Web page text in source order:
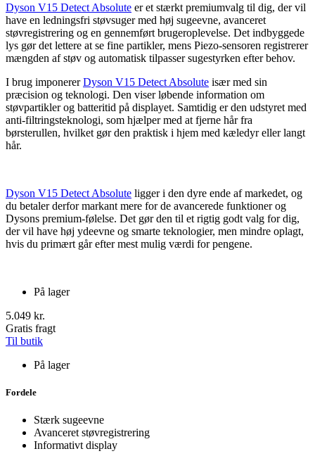
Dyson V15 Detect Absolute er et stærkt premiumvalg til dig, der vil
have en ledningsfri støvsuger med høj sugeevne, avanceret
støvregistrering og en gennemført brugeroplevelse. Det indbyggede
lys gør det lettere at se fine partikler, mens Piezo-sensoren registrerer
mængden af støv og automatisk tilpasser sugestyrken efter behov.
I brug imponererDyson V15 Detect Absolute især med sin
præcision og teknologi. Den viser løbende information om
støvpartikler og batteritid på displayet. Samtidig er den udstyret med
anti-filtringsteknologi, som hjælper med at fjerne hår fra
børsterullen, hvilket gør den praktisk i hjem med kæledyr eller langt
hår.
Dyson V15 Detect Absolute ligger i den dyre ende af markedet, og
du betaler derfor markant mere for de avancerede funktioner og
Dysons premium-følelse. Det gør den til et rigtig godt valg for dig,
der vil have høj ydeevne og smarte teknologier, men mindre oplagt,
hvis du primært går efter mest mulig værdi for pengene.
På lager
5.049 kr.
Gratis fragt
Til butik
På lager
Fordele
Stærk sugeevne
Avanceret støvregistrering
Informativt display